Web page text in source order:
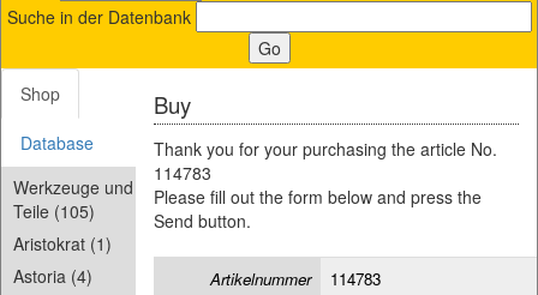
Suche in der Datenbank
Shop
Database
Werkzeuge und
Teile (105)
Aristokrat (1)
Astoria (4)
Buy
Thank you for your purchasing the article No.
114783
Please fill out the form below and press the
Send button.
Artikelnummer
114783